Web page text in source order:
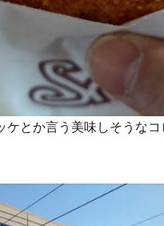
ケとか言う美味しそうな